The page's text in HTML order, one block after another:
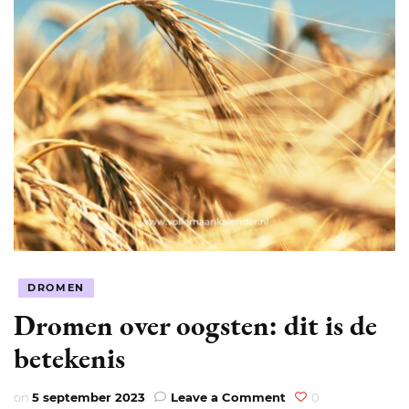
DROMEN
Dromen over oogsten: dit is de
betekenis
on 5 september 2023 Leave a Comment on
0